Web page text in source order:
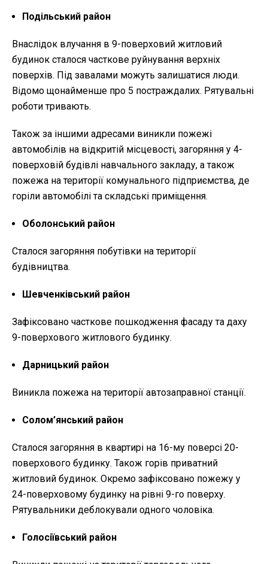
Подільський район
Внаслідок влучання в 9-поверховий житловий
будинок сталося часткове руйнування верхніх
поверхів. Під завалами можуть залишатися люди.
Відомо щонайменше про 5 постраждалих. Рятувальні
роботи тривають.
Також за іншими адресами виникли пожежі
автомобілів на відкритій місцевості, загоряння у 4-
поверховій будівлі навчального закладу, а також
пожежа на території комунального підприємства, де
горіли автомобілі та складські приміщення.
Оболонський район
Сталося загоряння побутівки на території
будівництва.
Шевченківський район
Зафіксовано часткове пошкодження фасаду та даху
9-поверхового житлового будинку.
Дарницький район
Виникла пожежа на території автозаправної станції.
Солом’янський район
Сталося загоряння в квартирі на 16-му поверсі 20-
поверхового будинку. Також горів приватний
житловий будинок. Окремо зафіксовано пожежу у
24-поверховому будинку на рівні 9-го поверху.
Рятувальники деблокували одного чоловіка.
Голосіївський район